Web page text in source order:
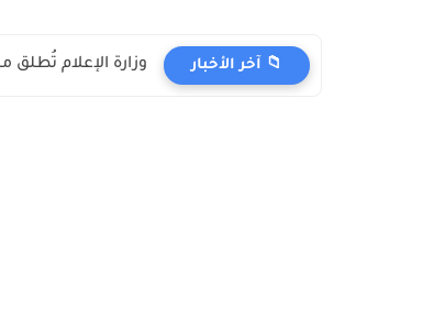
📁 آخر الأخبار وزارة الإعلام تُطلق